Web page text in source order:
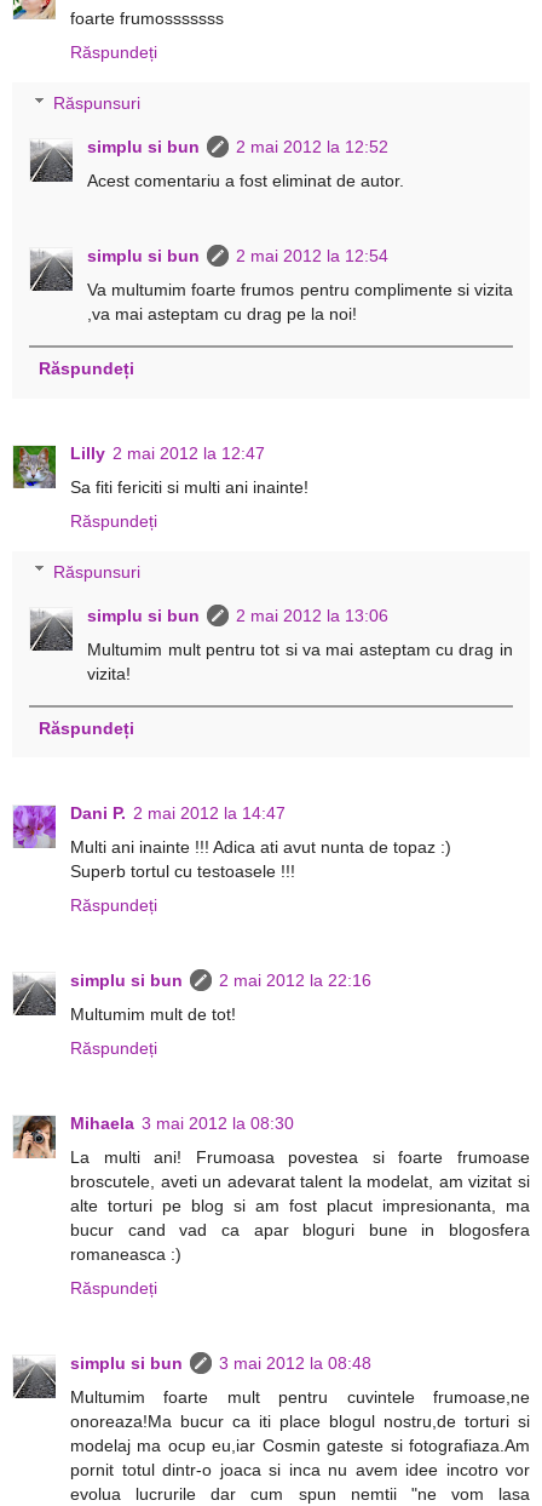
foarte frumosssssss
Răspundeți
Răspunsuri
simplu si bun
2 mai 2012 la 12:52
Acest comentariu a fost eliminat de autor.
simplu si bun
2 mai 2012 la 12:54
Va multumim foarte frumos pentru complimente si vizita
,va mai asteptam cu drag pe la noi!
Răspundeți
Lilly 2 mai 2012 la 12:47
Sa fiti fericiti si multi ani inainte!
Răspundeți
Răspunsuri
simplu si bun
2 mai 2012 la 13:06
Multumim mult pentru tot si va mai asteptam cu drag in
vizita!
Răspundeți
Dani P. 2 mai 2012 la 14:47
Multi ani inainte !!! Adica ati avut nunta de topaz :)
Superb tortul cu testoasele !!!
Răspundeți
simplu si bun
2 mai 2012 la 22:16
Multumim mult de tot!
Răspundeți
Mihaela 3 mai 2012 la 08:30
La multi ani! Frumoasa povestea si foarte frumoase
broscutele, aveti un adevarat talent la modelat, am vizitat si
alte torturi pe blog si am fost placut impresionanta, ma
bucur cand vad ca apar bloguri bune in blogosfera
romaneasca :)
Răspundeți
simplu si bun
3 mai 2012 la 08:48
Multumim foarte mult pentru cuvintele frumoase,ne
onoreaza!Ma bucur ca iti place blogul nostru,de torturi si
modelaj ma ocup eu,iar Cosmin gateste si fotografiaza.Am
pornit totul dintr-o joaca si inca nu avem idee incotro vor
evolua lucrurile dar cum spun nemtii "ne vom lasa